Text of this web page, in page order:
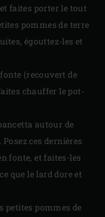
faites porter le tout
pommes de terre
égouttez-les et
(recouvert de
chauffer le pot-
autour de
ces dernières
fonte, et faites-les
que le lard dore et
petites pommes de